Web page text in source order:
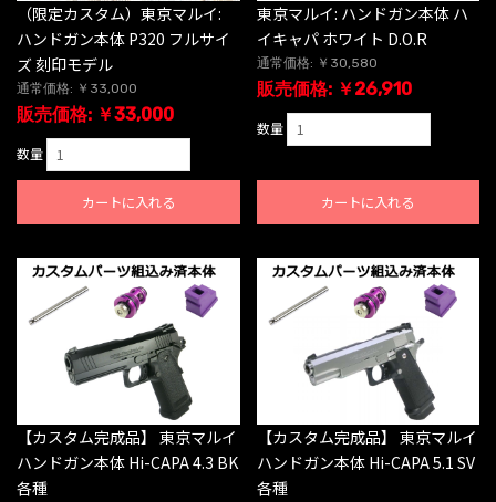
（限定カスタム）東京マルイ:
ハンドガン本体 P320 フルサイ
ズ 刻印モデル
通常価格: ￥33,000
販売価格: ￥33,000
数量
カートに入れる
東京マルイ: ハンドガン本体 ハ
イキャパ ホワイト D.O.R
通常価格: ￥30,580
販売価格: ￥26,910
数量
カートに入れる
【カスタム完成品】 東京マルイ
ハンドガン本体 Hi-CAPA 4.3 BK
各種
【カスタム完成品】 東京マルイ
ハンドガン本体 Hi-CAPA 5.1 SV
各種